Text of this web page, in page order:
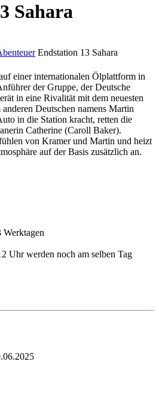
Sahara
Endstation 13 Sahara
einer internationalen Ölplattform in
der Gruppe, der Deutsche
in eine Rivalität mit dem neuesten
Deutschen namens Martin
in die Station kracht, retten die
Catherine (Caroll Baker).
von Kramer und Martin und heizt
auf der Basis zusätzlich an.
Uhr werden noch am selben Tag